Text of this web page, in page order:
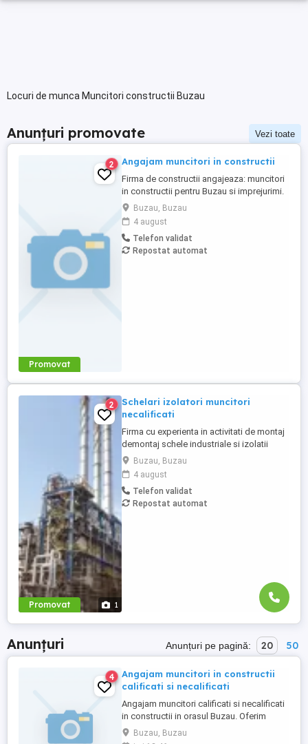
Locuri de munca Muncitori constructii Buzau
Anunțuri promovate Vezi toate
Promovat
2 Angajam muncitori in constructii
Firma de constructii angajeaza: muncitori
in constructii pentru Buzau si imprejurimi.
Posesor permis conducere auto,
categoria B, constituie avantaj. Cazare,
diurna, transport asigurat de firma. Salariu
avantajos functie de randament, pricepere
si indemanare profesionala, cuprins intre
Buzau, Buzau
4 august
Telefon validat
Repostat automat
Promovat 1
2
Schelari izolatori muncitori
necalificati
Firma cu experienta in activitati de montaj
demontaj schele industriale si izolatii
industriale in rafinarii, combinate
petrochimice, otelarii ofera locuri de
munca in Belgia pentru: - schelari
muncitori necalificati pentru activitatea de
montaj demontaj schele industriale; -
Buzau, Buzau
4 august
Telefon validat
Repostat automat
Anunțuri Anunțuri pe pagină: 20 50
4
Angajam muncitori in constructii
calificati si necalificati
Angajam muncitori calificati si necalificati
in constructii in orasul Buzau. Oferim
contract de munca pe perioada
nedeterminata si salariu motivant! telefon:
Buzau, Buzau